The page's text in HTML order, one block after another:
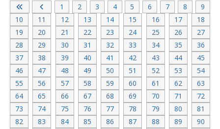
1 2 3 4 5 6 7 8
9
10
11 12 13 14 15 16 17
18
19
20 21 22 23 24 25 26
27
28
29 30 31 32 33 34 35
36
37
38 39 40 41 42 43 44
45
46
47 48 49 50 51 52 53
54
55
56 57 58 59 60 61 62
63
64
65 66 67 68 69 70 71
72
73
74 75 76 77 78 79 80
81
82
83 84 85 86 87 88 89
90